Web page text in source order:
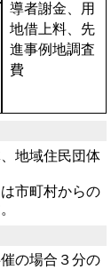
導者謝金、用
地借上料、先
進事例地調査
費
地域住民団体
市町村からの
の場合３分の